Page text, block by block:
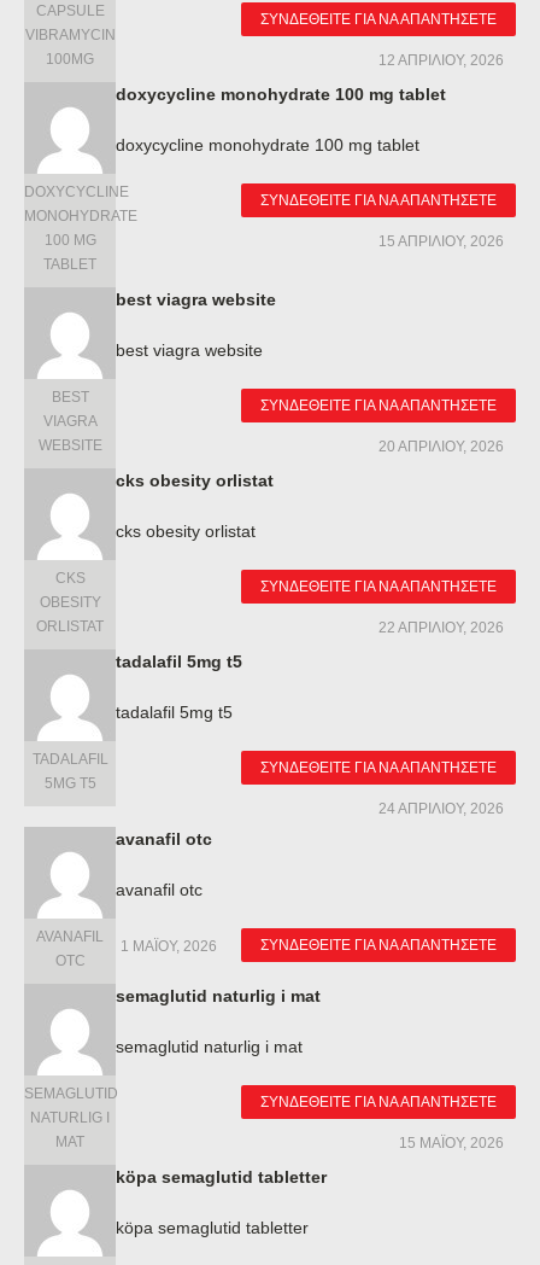
CAPSULE
VIBRAMYCIN
100MG
ΣΥΝΔΕΘΕΊΤΕ ΓΙΑ ΝΑ ΑΠΑΝΤΉΣΕΤΕ
12 ΑΠΡΙΛΊΟΥ, 2026
DOXYCYCLINE
MONOHYDRATE
100 MG
TABLET
doxycycline monohydrate 100 mg tablet
doxycycline monohydrate 100 mg tablet
ΣΥΝΔΕΘΕΊΤΕ ΓΙΑ ΝΑ ΑΠΑΝΤΉΣΕΤΕ
15 ΑΠΡΙΛΊΟΥ, 2026
BEST
VIAGRA
WEBSITE
best viagra website
best viagra website
ΣΥΝΔΕΘΕΊΤΕ ΓΙΑ ΝΑ ΑΠΑΝΤΉΣΕΤΕ
20 ΑΠΡΙΛΊΟΥ, 2026
CKS
OBESITY
ORLISTAT
cks obesity orlistat
cks obesity orlistat
ΣΥΝΔΕΘΕΊΤΕ ΓΙΑ ΝΑ ΑΠΑΝΤΉΣΕΤΕ
22 ΑΠΡΙΛΊΟΥ, 2026
TADALAFIL
5MG T5
tadalafil 5mg t5
tadalafil 5mg t5
ΣΥΝΔΕΘΕΊΤΕ ΓΙΑ ΝΑ ΑΠΑΝΤΉΣΕΤΕ
24 ΑΠΡΙΛΊΟΥ, 2026
AVANAFIL
OTC
avanafil otc
avanafil otc
ΣΥΝΔΕΘΕΊΤΕ ΓΙΑ ΝΑ ΑΠΑΝΤΉΣΕΤΕ
1 ΜΑΪ́ΟΥ, 2026
SEMAGLUTID
NATURLIG I
MAT
semaglutid naturlig i mat
semaglutid naturlig i mat
ΣΥΝΔΕΘΕΊΤΕ ΓΙΑ ΝΑ ΑΠΑΝΤΉΣΕΤΕ
15 ΜΑΪ́ΟΥ, 2026
köpa semaglutid tabletter
köpa semaglutid tabletter